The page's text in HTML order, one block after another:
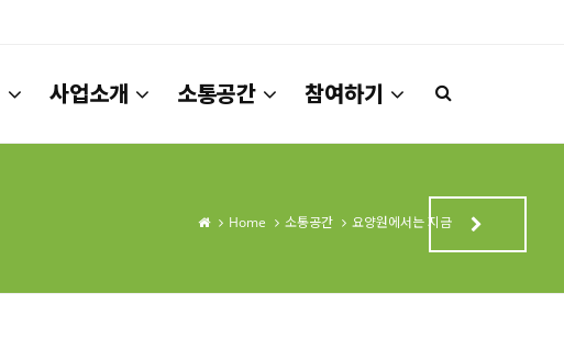
사업소개 소통공간 참여하기
Home 소통공간 요양원에서는 지금